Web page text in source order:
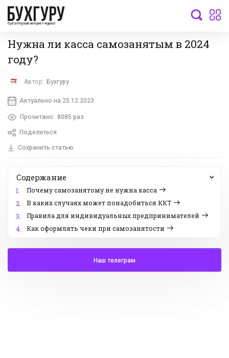
бухгалтерский интернет-журнал
Нужна ли касса самозанятым в 2024
году?
Автор: Бухгуру
Актуально на 25.12.2023
Прочитано: 8085 раз
Поделиться
Сохранить статью
Содержание
1.
Почему самозанятому не нужна касса
2.
В каких случаях может понадобиться ККТ
3.
Правила для индивидуальных предпринимателей
4.
Как оформлять чеки при самозанятости
Наш телеграм